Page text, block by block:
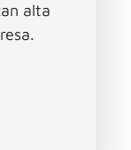
alta